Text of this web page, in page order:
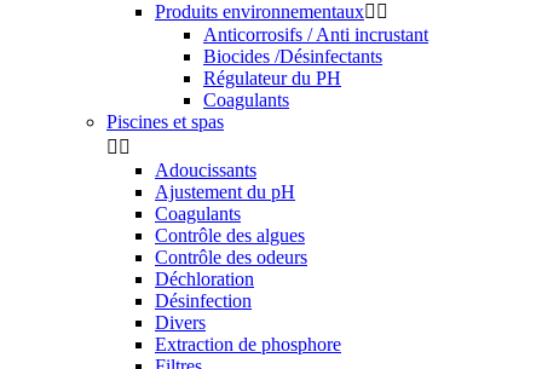
Produits environnementaux 
Anticorrosifs / Anti incrustant
Biocides /Désinfectants
Régulateur du PH
Coagulants
Piscines et spas
 
Adoucissants
Ajustement du pH
Coagulants
Contrôle des algues
Contrôle des odeurs
Déchloration
Désinfection
Divers
Extraction de phosphore